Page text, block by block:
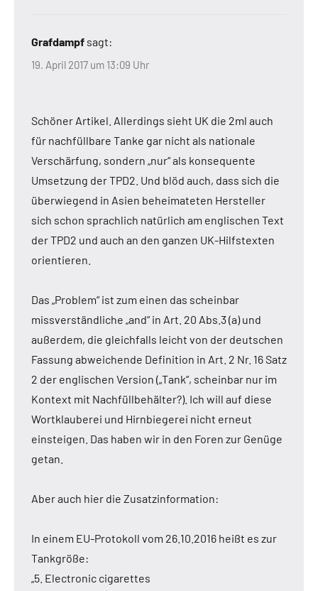
Grafdampf sagt:
19. April 2017 um 13:09 Uhr
Schöner Artikel. Allerdings sieht UK die 2ml auch
für nachfüllbare Tanke gar nicht als nationale
Verschärfung, sondern „nur“ als konsequente
Umsetzung der TPD2. Und blöd auch, dass sich die
überwiegend in Asien beheimateten Hersteller
sich schon sprachlich natürlich am englischen Text
der TPD2 und auch an den ganzen UK-Hilfstexten
orientieren.
Das „Problem“ ist zum einen das scheinbar
missverständliche „and“ in Art. 20 Abs.3 (a) und
außerdem, die gleichfalls leicht von der deutschen
Fassung abweichende Definition in Art. 2 Nr. 16 Satz
2 der englischen Version („Tank“, scheinbar nur im
Kontext mit Nachfüllbehälter?). Ich will auf diese
Wortklauberei und Hirnbiegerei nicht erneut
einsteigen. Das haben wir in den Foren zur Genüge
getan.
Aber auch hier die Zusatzinformation:
In einem EU-Protokoll vom 26.10.2016 heißt es zur
Tankgröße:
„5. Electronic cigarettes